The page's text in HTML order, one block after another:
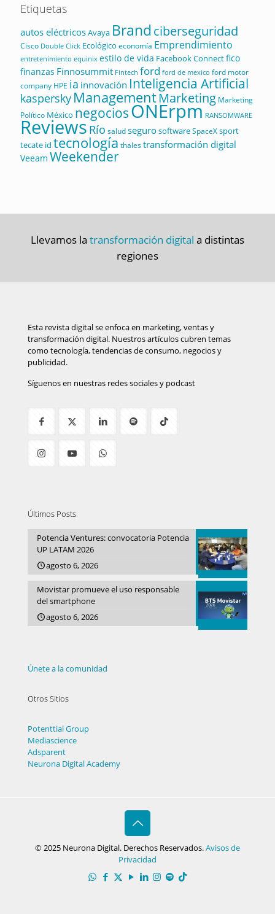
Etiquetas
autos eléctricosAvaya Brandciberseguridad
Cisco Double Click Ecológico economía Emprendimiento
entretenimiento equinix estilo de vida Facebook Connectfico
finanzas Finnosummit Fintech ford ford de mexico ford motor
company HPE ia innovación Inteligencia Artificial
kaspersky ManagementMarketing Marketing
Político México negociosONErpm RANSOMWARE
Reviews Río saludsegurosoftwareSpaceXsport
tecate id tecnología thalestransformación digital
Veeam Weekender
Llevamos la transformación digital a distintas
regiones
Esta revista digital se enfoca en marketing, ventas y
transformación digital. Nuestros artículos cubren temas
como tecnología, tendencias de consumo, negocios y
publicidad.
Síguenos en nuestras redes sociales y podcast
Últimos Posts
Potencia Ventures: convocatoria Potencia
UP LATAM 2026
agosto 6, 2026
Movistar promueve el uso responsable
del smartphone
agosto 6, 2026
Únete a la comunidad
Otros Sitios
Potenttial Group
Mediascience
Adsparent
Neurona Digital Academy
© 2025 Neurona Digital. Derechos Reservados.Avisos de
Privacidad